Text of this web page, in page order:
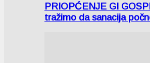
PRIOPĆENJE GI
tražimo da sanacija